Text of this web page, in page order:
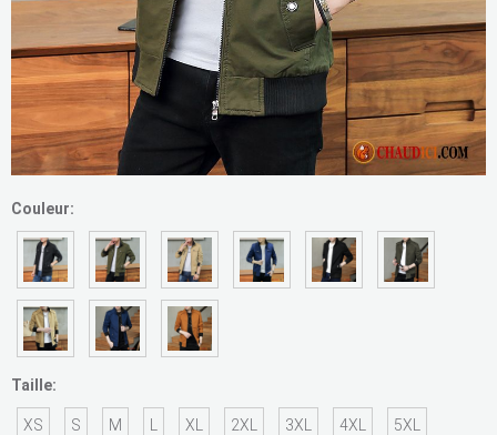
Couleur:
Taille:
XS S M XL 2XL 3XL 4XL 5XL